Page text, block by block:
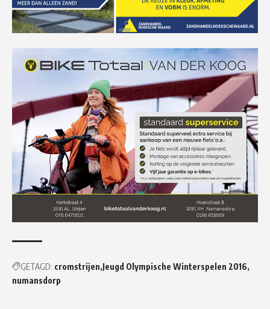
GETAGD: cromstrijen Jeugd Olympische Winterspelen 2016
numansdorp